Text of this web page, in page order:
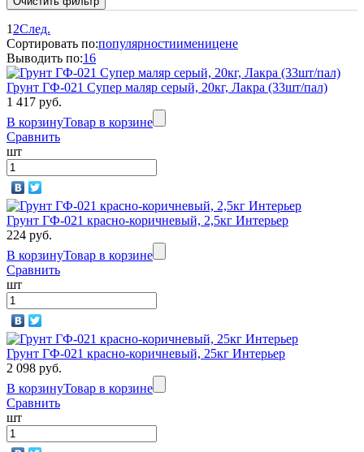
1 2След.
Сортировать по:популярностиименицене
Выводить по:16
Грунт ГФ-021 Супер маляр серый, 20кг, Лакра (33шт/пал)
1 417 руб.
В корзинуТовар в корзине
Сравнить
шт
Грунт ГФ-021 красно-коричневый, 2,5кг Интерьер
224 руб.
В корзинуТовар в корзине
Сравнить
шт
Грунт ГФ-021 красно-коричневый, 25кг Интерьер
2 098 руб.
В корзинуТовар в корзине
Сравнить
шт